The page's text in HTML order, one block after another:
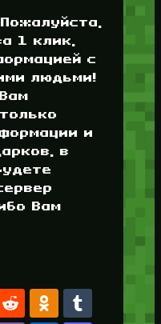
1 клик,
с
людьми!
и
в
Вам